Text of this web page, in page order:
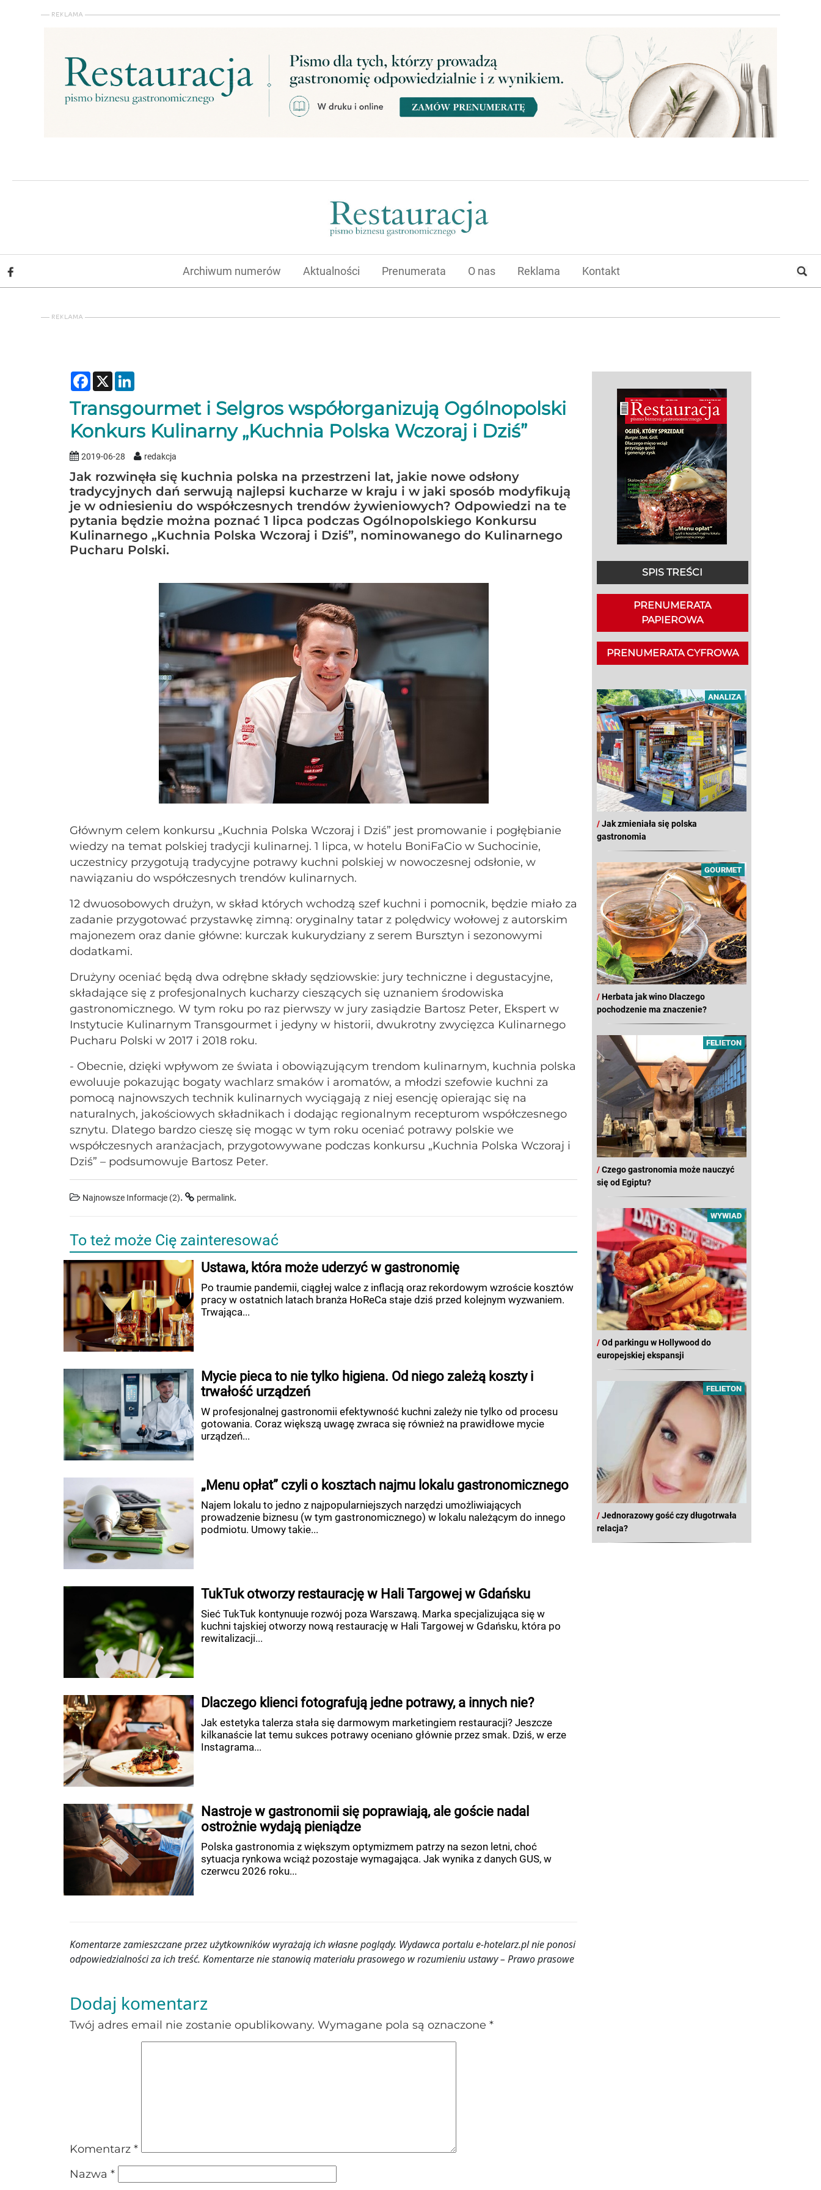
Archiwum numerów Aktualności Prenumerata O nas Reklama Kontakt
Facebook
X
Transgourmet i Selgros współorganizują Ogólnopolski
Konkurs Kulinarny „Kuchnia Polska Wczoraj i Dziś”
2019-06-28 redakcja
Jak rozwinęła się kuchnia polska na przestrzeni lat, jakie nowe odsłony
tradycyjnych dań serwują najlepsi kucharze w kraju i w jaki sposób modyfikują
je w odniesieniu do współczesnych trendów żywieniowych? Odpowiedzi na te
pytania będzie można poznać 1 lipca podczas Ogólnopolskiego Konkursu
Kulinarnego „Kuchnia Polska Wczoraj i Dziś”, nominowanego do Kulinarnego
Pucharu Polski.
Głównym celem konkursu „Kuchnia Polska Wczoraj i Dziś” jest promowanie i pogłębianie
wiedzy na temat polskiej tradycji kulinarnej. 1 lipca, w hotelu BoniFaCio w Suchocinie,
uczestnicy przygotują tradycyjne potrawy kuchni polskiej w nowoczesnej odsłonie, w
nawiązaniu do współczesnych trendów kulinarnych.
12 dwuosobowych drużyn, w skład których wchodzą szef kuchni i pomocnik, będzie miało za
zadanie przygotować przystawkę zimną: oryginalny tatar z polędwicy wołowej z autorskim
majonezem oraz danie główne: kurczak kukurydziany z serem Bursztyn i sezonowymi
dodatkami.
Drużyny oceniać będą dwa odrębne składy sędziowskie: jury techniczne i degustacyjne,
składające się z profesjonalnych kucharzy cieszących się uznaniem środowiska
gastronomicznego. W tym roku po raz pierwszy w jury zasiądzie Bartosz Peter, Ekspert w
Instytucie Kulinarnym Transgourmet i jedyny w historii, dwukrotny zwycięzca Kulinarnego
Pucharu Polski w 2017 i 2018 roku.
- Obecnie, dzięki wpływom ze świata i obowiązującym trendom kulinarnym, kuchnia polska
ewoluuje pokazując bogaty wachlarz smaków i aromatów, a młodzi szefowie kuchni za
pomocą najnowszych technik kulinarnych wyciągają z niej esencję opierając się na
naturalnych, jakościowych składnikach i dodając regionalnym recepturom współczesnego
sznytu. Dlatego bardzo cieszę się mogąc w tym roku oceniać potrawy polskie we
współczesnych aranżacjach, przygotowywane podczas konkursu „Kuchnia Polska Wczoraj i
Dziś” – podsumowuje Bartosz Peter.
Najnowsze Informacje (2). permalink.
To też może Cię zainteresować
Ustawa, która może uderzyć w gastronomię
Po traumie pandemii, ciągłej walce z inflacją oraz rekordowym wzroście kosztów
pracy w ostatnich latach branża HoReCa staje dziś przed kolejnym wyzwaniem.
Trwająca...
Mycie pieca to nie tylko higiena. Od niego zależą koszty i
trwałość urządzeń
W profesjonalnej gastronomii efektywność kuchni zależy nie tylko od procesu
gotowania. Coraz większą uwagę zwraca się również na prawidłowe mycie
urządzeń...
„Menu opłat” czyli o kosztach najmu lokalu gastronomicznego
Najem lokalu to jedno z najpopularniejszych narzędzi umożliwiających
prowadzenie biznesu (w tym gastronomicznego) w lokalu należącym do innego
podmiotu. Umowy takie...
TukTuk otworzy restaurację w Hali Targowej w Gdańsku
Sieć TukTuk kontynuuje rozwój poza Warszawą. Marka specjalizująca się w
kuchni tajskiej otworzy nową restaurację w Hali Targowej w Gdańsku, która po
rewitalizacji...
Dlaczego klienci fotografują jedne potrawy, a innych nie?
Jak estetyka talerza stała się darmowym marketingiem restauracji? Jeszcze
kilkanaście lat temu sukces potrawy oceniano głównie przez smak. Dziś, w erze
Instagrama...
Nastroje w gastronomii się poprawiają, ale goście nadal
ostrożnie wydają pieniądze
Polska gastronomia z większym optymizmem patrzy na sezon letni, choć
sytuacja rynkowa wciąż pozostaje wymagająca. Jak wynika z danych GUS, w
czerwcu 2026 roku...
Komentarze zamieszczane przez użytkowników wyrażają ich własne poglądy. Wydawca portalu e-hotelarz.pl nie ponosi
odpowiedzialności za ich treść. Komentarze nie stanowią materiału prasowego w rozumieniu ustawy – Prawo prasowe
Dodaj komentarz
Twój adres email nie zostanie opublikowany. Wymagane pola są oznaczone *
Komentarz *
Nazwa *
SPIS TREŚCI
PRENUMERATA
PAPIEROWA
PRENUMERATA CYFROWA
ANALIZA
/Jak zmieniała się polska
gastronomia
GOURMET
/Herbata jak wino Dlaczego
pochodzenie ma znaczenie?
FELIETON
/Czego gastronomia może nauczyć
się od Egiptu?
WYWIAD
/Od parkingu w Hollywood do
europejskiej ekspansji
FELIETON
/Jednorazowy gość czy długotrwała
relacja?